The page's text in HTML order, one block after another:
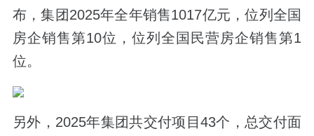
布，集团2025年全年销售1017亿元，位列全国
房企销售第10位，位列全国民营房企销售第1
位。
另外，2025年集团共交付项目43个，总交付面